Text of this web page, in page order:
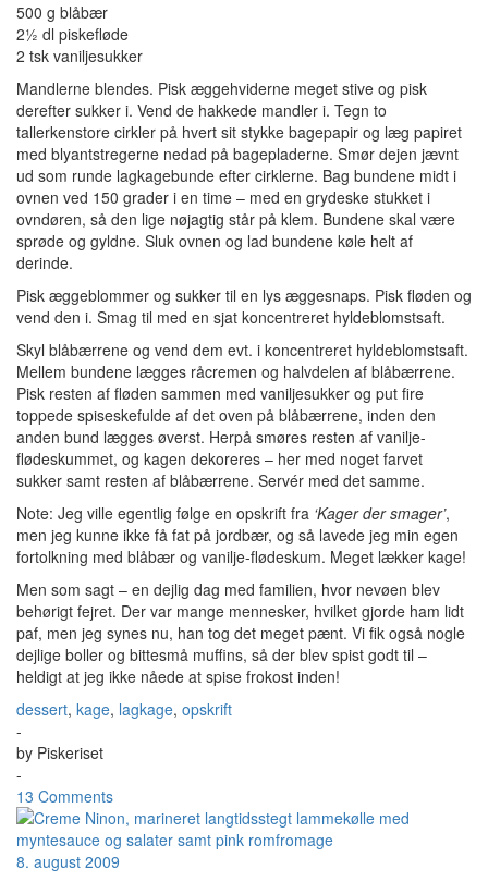
500 g blåbær
2½ dl piskefløde
2 tsk vaniljesukker
Mandlerne blendes. Pisk æggehviderne meget stive og pisk
derefter sukker i. Vend de hakkede mandler i. Tegn to
tallerkenstore cirkler på hvert sit stykke bagepapir og læg papiret
med blyantstregerne nedad på bagepladerne. Smør dejen jævnt
ud som runde lagkagebunde efter cirklerne. Bag bundene midt i
ovnen ved 150 grader i en time – med en grydeske stukket i
ovndøren, så den lige nøjagtig står på klem. Bundene skal være
sprøde og gyldne. Sluk ovnen og lad bundene køle helt af
derinde.
Pisk æggeblommer og sukker til en lys æggesnaps. Pisk fløden og
vend den i. Smag til med en sjat koncentreret hyldeblomstsaft.
Skyl blåbærrene og vend dem evt. i koncentreret hyldeblomstsaft.
Mellem bundene lægges råcremen og halvdelen af blåbærrene.
Pisk resten af fløden sammen med vaniljesukker og put fire
toppede spiseskefulde af det oven på blåbærrene, inden den
anden bund lægges øverst. Herpå smøres resten af vanilje-
flødeskummet, og kagen dekoreres – her med noget farvet
sukker samt resten af blåbærrene. Servér med det samme.
Note: Jeg ville egentlig følge en opskrift fra ‘Kager der smager’,
men jeg kunne ikke få fat på jordbær, og så lavede jeg min egen
fortolkning med blåbær og vanilje-flødeskum. Meget lækker kage!
Men som sagt – en dejlig dag med familien, hvor nevøen blev
behørigt fejret. Der var mange mennesker, hvilket gjorde ham lidt
paf, men jeg synes nu, han tog det meget pænt. Vi fik også nogle
dejlige boller og bittesmå muffins, så der blev spist godt til –
heldigt at jeg ikke nåede at spise frokost inden!
dessert, kage, lagkage, opskrift
-
by Piskeriset
-
13 Comments
8. august 2009